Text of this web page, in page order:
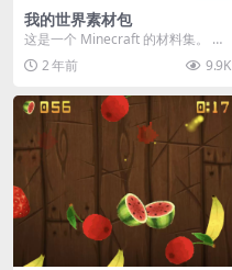
我的世界素材包
这是一个 Minecraft 的材料集。 操
作方法如下： 工具 → 右箭头 怪物...
2 年前 9.9K